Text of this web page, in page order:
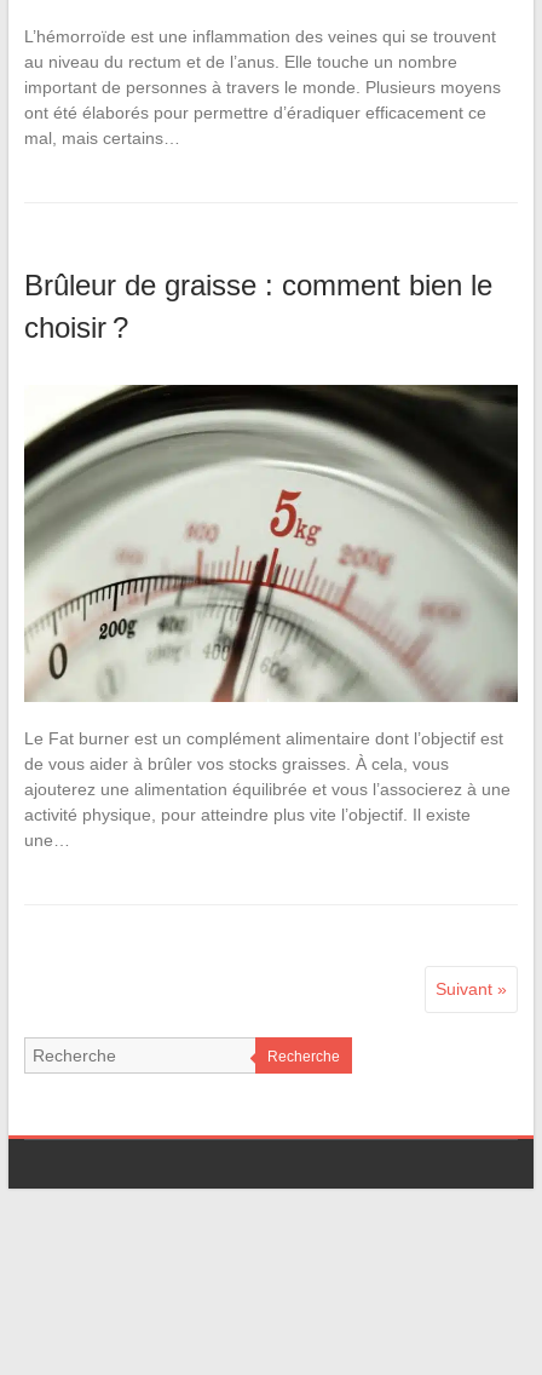
L’hémorroïde est une inflammation des veines qui se trouvent
au niveau du rectum et de l’anus. Elle touche un nombre
important de personnes à travers le monde. Plusieurs moyens
ont été élaborés pour permettre d’éradiquer efficacement ce
mal, mais certains…
Brûleur de graisse : comment bien le
choisir ?
Le Fat burner est un complément alimentaire dont l’objectif est
de vous aider à brûler vos stocks graisses. À cela, vous
ajouterez une alimentation équilibrée et vous l’associerez à une
activité physique, pour atteindre plus vite l’objectif. Il existe
une…
Suivant »
Recherche